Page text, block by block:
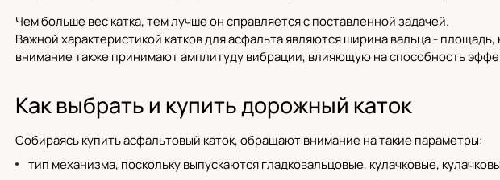
Чем больше вес катка, тем лучше он справляется с поставленной задачей.
Важной характеристикой катков для асфальта являются ширина вальца -
внимание также принимают амплитуду вибрации, влияющую на способность
Как выбрать и купить дорожный каток
Собираясь купить асфальтовый каток, обращают внимание на такие параметры:
тип механизма, поскольку выпускаются гладковальцовые, кулачковые,